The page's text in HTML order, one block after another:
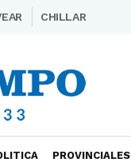
CHILLAR
PROVINCIALES